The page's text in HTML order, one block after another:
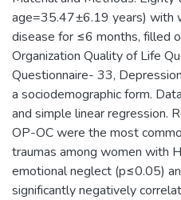
age=35.47±6.19 years) with
disease for ≤6 months, filled
Organization Quality of Life
Questionnaire- 33,
a sociodemographic form.
and simple linear regression.
OP-OC were the most
traumas among women with
emotional neglect (p≤0.05)
significantly negatively